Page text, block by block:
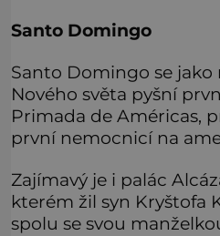
Santo Domingo
Santo Domingo se jako
Nového světa pyšní
Primada de Américas,
první nemocnicí na
Zajímavý je i palác
kterém žil syn Kryštofa
spolu se svou